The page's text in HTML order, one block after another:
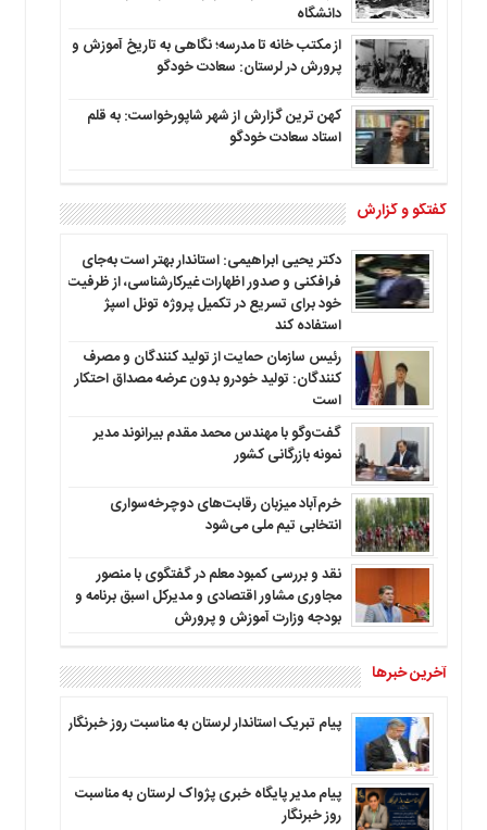
دانشگاه
از مکتب خانه تا مدرسه؛ نگاهی به تاریخ آموزش و
پرورش در لرستان: سعادت خودگو
کهن ترین گزارش از شهر شاپورخواست: به قلم
استاد سعادت خودگو
گفتگو و گزارش
دکتر یحیی ابراهیمی: استاندار بهتر است به‌جای
فرافکنی و صدور اظهارات غیرکارشناسی، از ظرفیت
خود برای تسریع در تکمیل پروژه تونل اسپژ
استفاده کند
رئیس سازمان حمایت از تولید کنندگان و مصرف
کنندگان: تولید خودرو بدون عرضه مصداق احتکار
است
گفت‌وگو با مهندس محمد مقدم بیرانوند مدیر
نمونه بازرگانی کشور
خرم‌آباد میزبان رقابت‌های دوچرخه‌سواری
انتخابی تیم ملی می‌شود
نقد و بررسی کمبود معلم در گفتگوی با منصور
مجاوری مشاور اقتصادی و مدیرکل اسبق برنامه و
بودجه وزارت آموزش و پرورش
آخرین خبرها
پیام تبریک استاندار لرستان به‌ مناسبت روز خبرنگار
پیام مدیر پایگاه خبری پژواک لرستان به مناسبت
روز خبرنگار